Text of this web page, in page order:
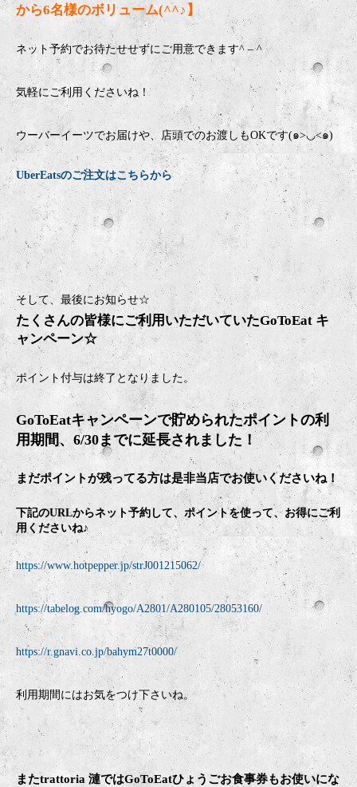
から6名様のボリューム(^^♪】
ネット予約でお待たせせずにご用意できます^ – ^
気軽にご利用くださいね！
ウーバーイーツでお届けや、店頭でのお渡しもOKです(๑>◡<๑)
UberEatsのご注文はこちらから
そして、最後にお知らせ☆
たくさんの皆様にご利用いただいていたGoToEat キ
ャンペーン☆
ポイント付与は終了となりました。
GoToEatキャンペーンで貯められたポイントの利
用期間、6/30までに延長されました！
まだポイントが残ってる方は是非当店でお使いくださいね！
下記のURLからネット予約して、ポイントを使って、お得にご利
用くださいね♪
https://www.hotpepper.jp/strJ001215062/
https://tabelog.com/hyogo/A2801/A280105/28053160/
https://r.gnavi.co.jp/bahym27t0000/
利用期間にはお気をつけ下さいね。
またtrattoria 漣ではGoToEatひょうごお食事券もお使いにな